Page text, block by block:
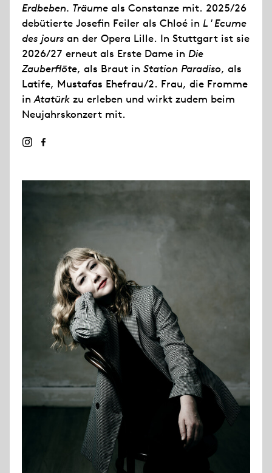
Erdbeben. Träume als Constanze mit. 2025/26
debütierte Josefin Feiler als Chloé in L'Ecume
des jours an der Opera Lille. In Stuttgart ist sie
2026/27 erneut als Erste Dame in Die
Zauberflöte, als Braut in Station Paradiso, als
Latife, Mustafas Ehefrau/2. Frau, die Fromme
inAtatürk zu erleben und wirkt zudem beim
Neujahrskonzert mit.